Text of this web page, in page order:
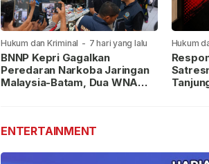
Hukum dan Kriminal - 7 hari yang lalu
BNNP Kepri Gagalkan
Peredaran Narkoba Jaringan
Malaysia-Batam, Dua WNA
Hukum
lalu
ENTERTAINMENT